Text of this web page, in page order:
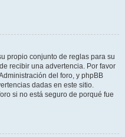
propio conjunto de reglas para su
recibir una advertencia. Por favor
del foro, y phpBB
dadas en este sitio.
si no está seguro de porqué fue